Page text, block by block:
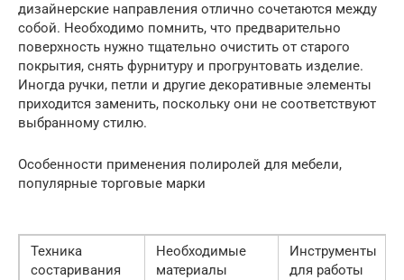
дизайнерские направления отлично сочетаются между
собой. Необходимо помнить, что предварительно
поверхность нужно тщательно очистить от старого
покрытия, снять фурнитуру и прогрунтовать изделие.
Иногда ручки, петли и другие декоративные элементы
приходится заменить, поскольку они не соответствуют
выбранному стилю.
Особенности применения полиролей для мебели,
популярные торговые марки
Техника
состаривания
Необходимые
материалы
Инструменты
для работы